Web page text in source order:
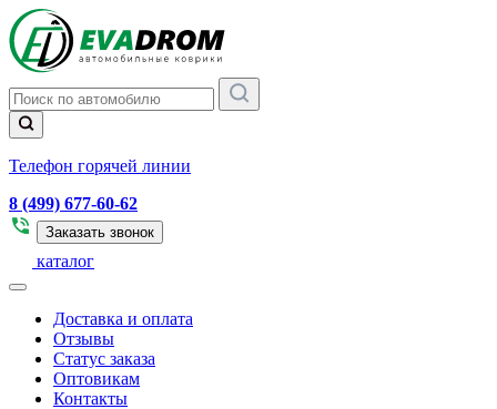
Телефон горячей линии
8 (499) 677-60-62
Заказать звонок
каталог
Доставка и оплата
Отзывы
Статус заказа
Оптовикам
Контакты